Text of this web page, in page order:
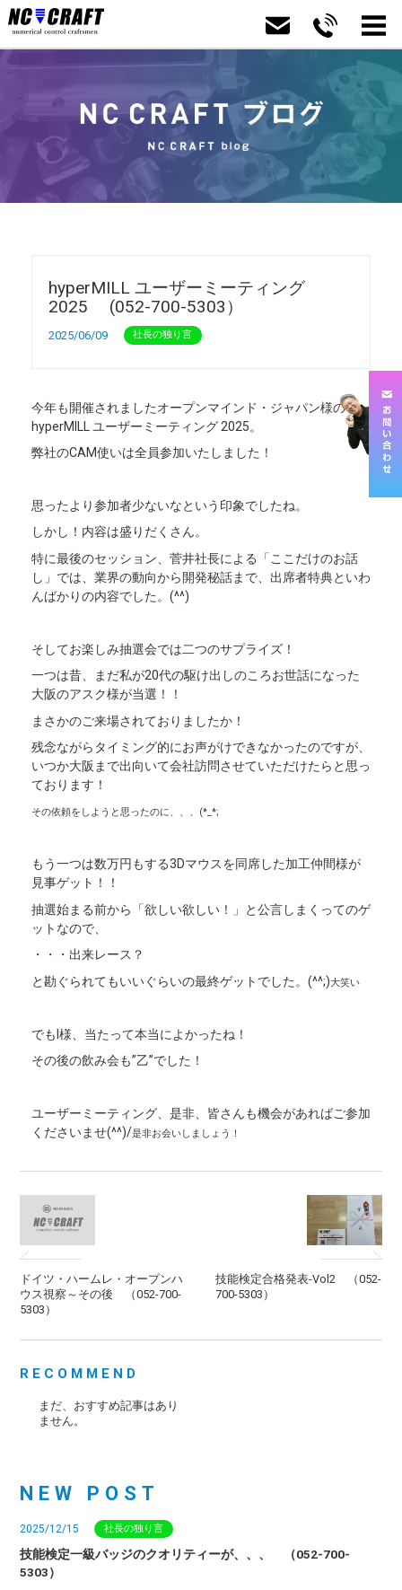
hyperMILL ユーザーミーティング
2025 (052-700-5303）
2025/06/09 社長の独り言
今年も開催されましたオープンマインド・ジャパン様の
hyperMILL ユーザーミーティング 2025。
弊社のCAM使いは全員参加いたしました！
思ったより参加者少ないなという印象でしたね。
しかし！内容は盛りだくさん。
特に最後のセッション、菅井社長による「ここだけのお話
し」では、業界の動向から開発秘話まで、出席者特典といわ
んばかりの内容でした。(^^)
そしてお楽しみ抽選会では二つのサプライズ！
一つは昔、まだ私が20代の駆け出しのころお世話になった
大阪のアスク様が当選！！
まさかのご来場されておりましたか！
残念ながらタイミング的にお声がけできなかったのですが、
いつか大阪まで出向いて会社訪問させていただけたらと思っ
ております！
その依頼をしようと思ったのに、、、(*_*;
もう一つは数万円もする3Dマウスを同席した加工仲間様が
見事ゲット！！
抽選始まる前から「欲しい欲しい！」と公言しまくってのゲ
ットなので、
・・・出来レース？
と勘ぐられてもいいぐらいの最終ゲットでした。(^^;)大笑い
でもI様、当たって本当によかったね！
その後の飲み会も”乙”でした！
ユーザーミーティング、是非、皆さんも機会があればご参加
くださいませ(^^)/是非お会いしましょう！
ドイツ・ハームレ・オープンハ
ウス視察～その後 （052-700-
5303）
技能検定合格発表-Vol2 （052-
700-5303）
RECOMMEND
まだ、おすすめ記事はあり
ません。
NEW POST
2025/12/15 社長の独り言
技能検定一級バッジのクオリティーが、、、 （052-700-
5303）